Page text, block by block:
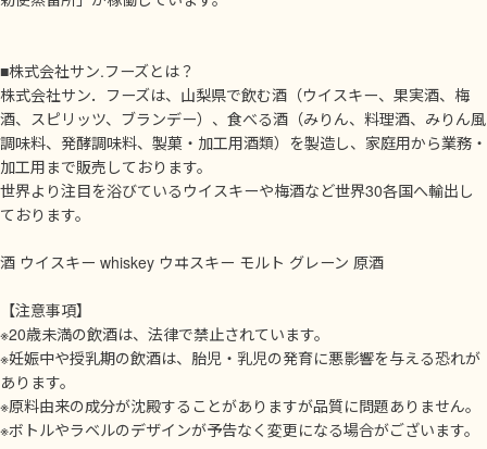
■株式会社サン.フーズとは？
株式会社サン．フーズは、山梨県で飲む酒（ウイスキー、果実酒、梅
酒、スピリッツ、ブランデー）、食べる酒（みりん、料理酒、みりん風
調味料、発酵調味料、製菓・加工用酒類）を製造し、家庭用から業務・
加工用まで販売しております。
世界より注目を浴びているウイスキーや梅酒など世界30各国へ輸出し
ております。
酒 ウイスキー whiskey ウヰスキー モルト グレーン 原酒
【注意事項】
※20歳未満の飲酒は、法律で禁止されています。
※妊娠中や授乳期の飲酒は、胎児・乳児の発育に悪影響を与える恐れが
あります。
※原料由来の成分が沈殿することがありますが品質に問題ありません。
※ボトルやラベルのデザインが予告なく変更になる場合がございます。